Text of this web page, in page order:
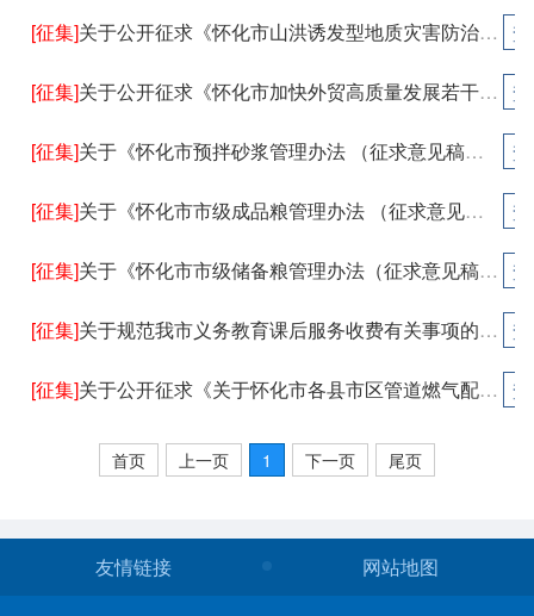
[征集]关于公开征求《怀化市山洪诱发型地质灾害防治若干规定（草案）》修改意见的公告
[征集]关于公开征求《怀化市加快外贸高质量发展若干政策措施（征求意见稿）》意见的公告
[征集]关于《怀化市预拌砂浆管理办法 （征求意见稿）》公开征求意见的公告
[征集]关于《怀化市市级成品粮管理办法 （征求意见稿）》征求修改意见的公告
[征集]关于《怀化市市级储备粮管理办法（征求意见稿）》征求修改意见的公告
[征集]关于规范我市义务教育课后服务收费有关事项的通知（征求意见稿）的公告
[征集]关于公开征求《关于怀化市各县市区管道燃气配气价格的通知（征求意见稿）》建议意见的公告
首页 上一页 1 下一页 尾页
友情链接 网站地图